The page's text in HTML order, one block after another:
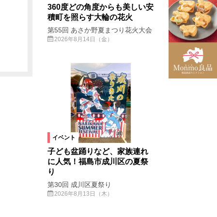
360度どの角度からも美しい安
積町を照らす大輪の花火
第55回 あさか野夏まつり花火大会
2026年8月14日（金）
イベント
子ども盆踊りなど、家族連れ
に人気！福島市成川区の夏祭
り
第30回 成川区夏祭り
2026年8月13日（木）